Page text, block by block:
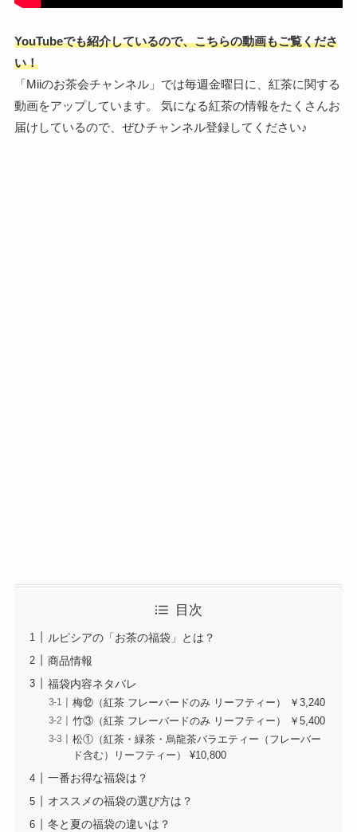
YouTubeでも紹介しているので、こちらの動画もご覧くださ
い！
「Miiのお茶会チャンネル」では毎週金曜日に、紅茶に関する
動画をアップしています。 気になる紅茶の情報をたくさんお
届けしているので、ぜひチャンネル登録してください♪
目次
ルピシアの「お茶の福袋」とは？
商品情報
福袋内容ネタバレ
梅⑫（紅茶 フレーバードのみ リーフティー） ￥3,240
竹③（紅茶 フレーバードのみ リーフティー） ￥5,400
松①（紅茶・緑茶・烏龍茶バラエティー（フレーバー
ド含む）リーフティー） ¥10,800
一番お得な福袋は？
オススメの福袋の選び方は？
冬と夏の福袋の違いは？